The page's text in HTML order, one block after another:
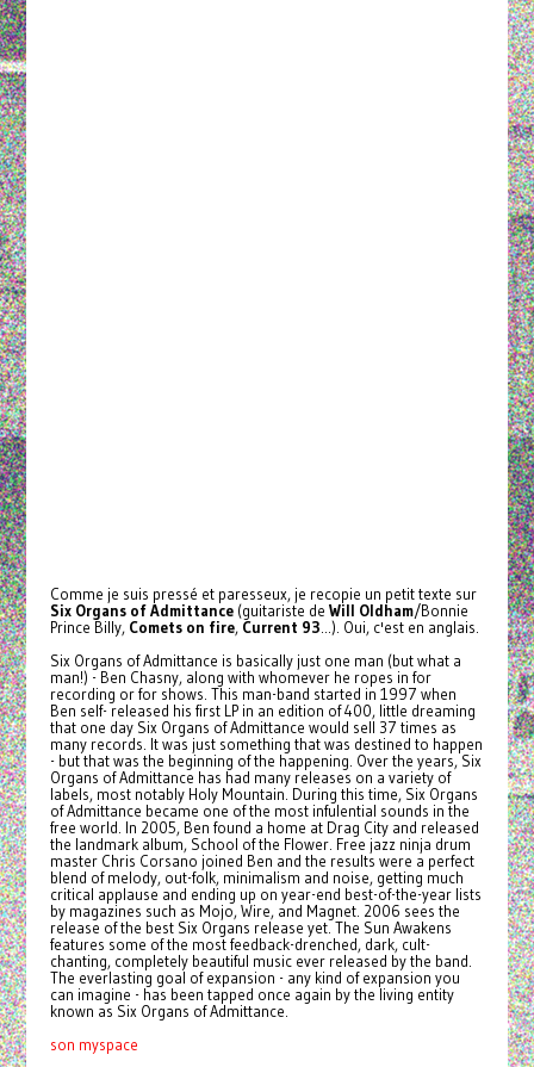
Comme je suis pressé et paresseux, je recopie un petit texte sur
Six Organs of Admittance (guitariste de Will Oldham/Bonnie
Prince Billy, Comets on fire, Current 93 ...). Oui, c'est en anglais.
Six Organs of Admittance is basically just one man (but what a
man!) - Ben Chasny, along with whomever he ropes in for
recording or for shows. This man-band started in 1997 when
Ben self- released his first LP in an edition of 400, little dreaming
that one day Six Organs of Admittance would sell 37 times as
many records. It was just something that was destined to happen
- but that was the beginning of the happening. Over the years, Six
Organs of Admittance has had many releases on a variety of
labels, most notably Holy Mountain. During this time, Six Organs
of Admittance became one of the most infulential sounds in the
free world. In 2005, Ben found a home at Drag City and released
the landmark album, School of the Flower. Free jazz ninja drum
master Chris Corsano joined Ben and the results were a perfect
blend of melody, out-folk, minimalism and noise, getting much
critical applause and ending up on year-end best-of-the-year lists
by magazines such as Mojo, Wire, and Magnet. 2006 sees the
release of the best Six Organs release yet. The Sun Awakens
features some of the most feedback-drenched, dark, cult-
chanting, completely beautiful music ever released by the band.
The everlasting goal of expansion - any kind of expansion you
can imagine - has been tapped once again by the living entity
known as Six Organs of Admittance.
son myspace